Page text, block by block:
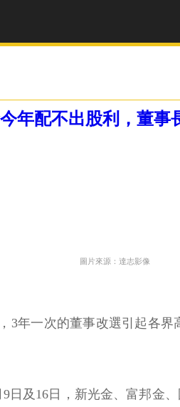
年配不出股利，董事
圖片來源：達志影像
3年一次的董事改選引起各
日及16日，新光金、富邦金